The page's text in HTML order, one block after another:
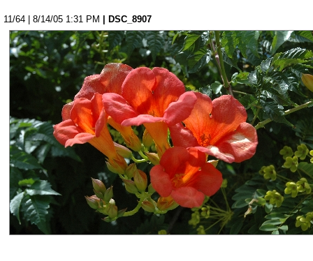
11/64 | 8/14/05 1:31 PM | DSC_8907